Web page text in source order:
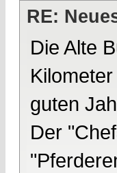
RE:
Die Alte
guten
Der